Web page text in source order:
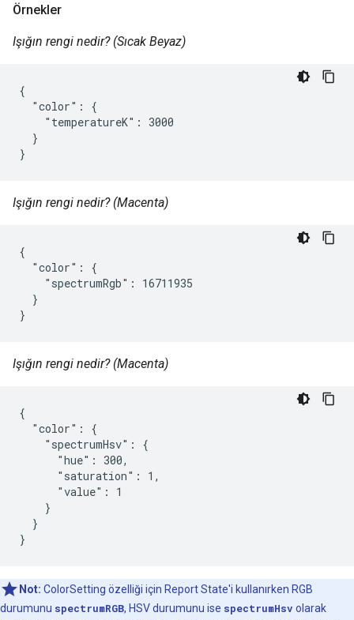
Örnekler
Işığın rengi nedir? (Sıcak Beyaz)
{
  "color": {
    "temperatureK": 3000
  }
}
Işığın rengi nedir? (Macenta)
{
  "color": {
    "spectrumRgb": 16711935
  }
}
Işığın rengi nedir? (Macenta)
{
  "color": {
    "spectrumHsv": {
      "hue": 300,
      "saturation": 1,
      "value": 1
    }
  }
}
Not: ColorSetting özelliği için Report State'i kullanırken RGB
durumunu spectrumRGB, HSV durumunu ise spectrumHsv olarak